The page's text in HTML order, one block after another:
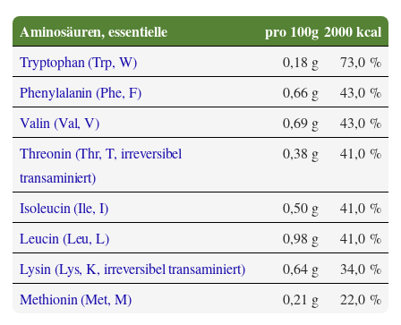
Aminosäuren, essentielle pro 100g 2000 kcal
Tryptophan (Trp, W) 0,18 g
73,0 %
Phenylalanin (Phe, F)
0,66 g
43,0 %
Valin (Val, V)
0,69 g
43,0 %
Threonin (Thr, T, irreversibel
transaminiert)
0,38 g 41,0 %
Isoleucin (Ile, I) 0,50 g
41,0 %
Leucin (Leu, L)
0,98 g
41,0 %
Lysin (Lys, K, irreversibel transaminiert)
0,64 g
34,0 %
Methionin (Met, M)
0,21 g 22,0 %